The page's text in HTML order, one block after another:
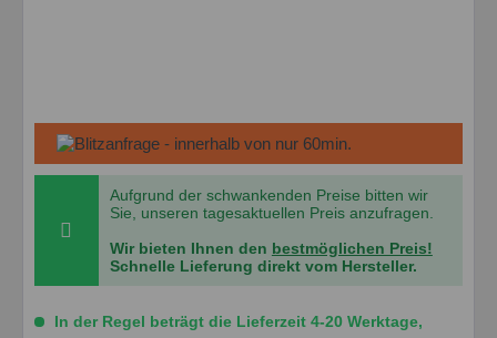
Aufgrund der schwankenden Preise bitten wir
Sie, unseren tagesaktuellen Preis anzufragen.
Wir bieten Ihnen den bestmöglichen Preis!
Schnelle Lieferung direkt vom Hersteller.
In der Regel beträgt die Lieferzeit 4-20 Werktage,